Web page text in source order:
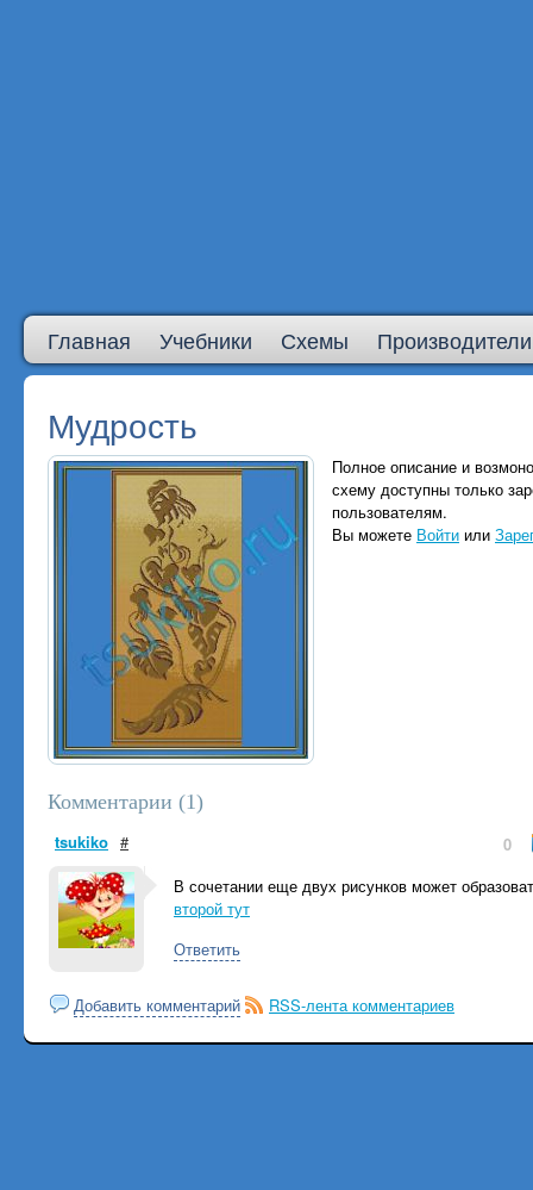
Главная Учебники Схемы Производители
Мудрость
Полное описание и
схему доступны только
пользователям.
Вы можете Войти или
Комментарии (1)
tsukiko #
0
В сочетании еще двух рисунков может
второй тут
Ответить
Добавить комментарий RSS-лента комментариев